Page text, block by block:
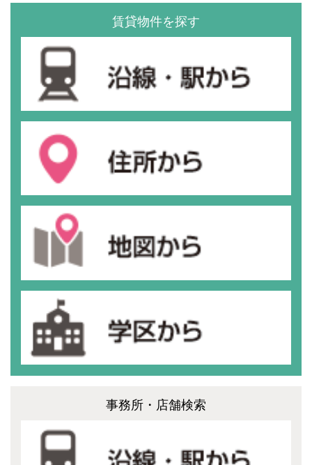
賃貸物件を探す
事務所・店舗検索